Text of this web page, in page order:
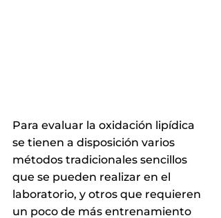
Para evaluar la oxidación lipídica
se tienen a disposición varios
métodos tradicionales sencillos
que se pueden realizar en el
laboratorio, y otros que requieren
un poco de más entrenamiento